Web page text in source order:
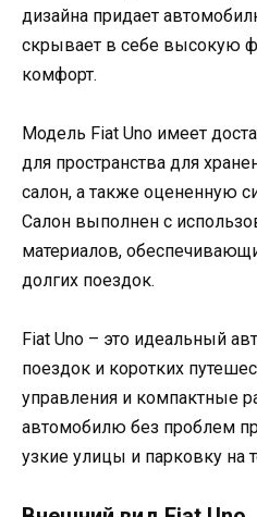
дизайна придает
скрывает в себе высокую
комфорт.
Модель Fiat Uno имеет
для пространства для
салон, а также оцененную
Салон выполнен с
материалов,
долгих поездок.
Fiat Uno – это идеальный
поездок и коротких
управления и компактные
автомобилю без проблем
узкие улицы и парковку на